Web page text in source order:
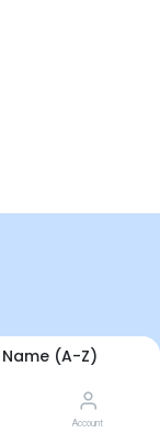
Name (A-Z)
Account